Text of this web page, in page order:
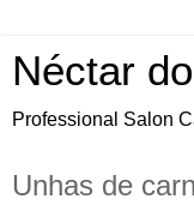
Néctar
Professional Salon
Unhas de